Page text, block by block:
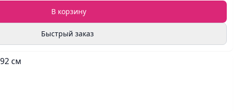
В корзину
Быстрый заказ